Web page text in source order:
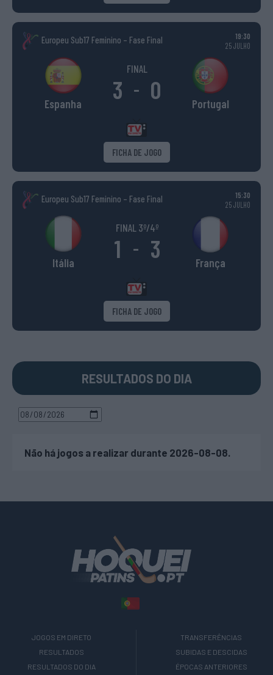
Europeu Sub17 Feminino – Fase Final
19:30
25 JULHO
Espanha
FINAL
3 - 0 Portugal
FICHA DE JOGO
Europeu Sub17 Feminino – Fase Final
15:30
25 JULHO
Itália
FINAL 3º/4º
1 - 3 França
FICHA DE JOGO
RESULTADOS DO DIA
Não há jogos a realizar durante 2026-08-08.
JOGOS EM DIRETO
RESULTADOS
RESULTADOS DO DIA
TRANSFERÊNCIAS
SUBIDAS E DESCIDAS
ÉPOCAS ANTERIORES